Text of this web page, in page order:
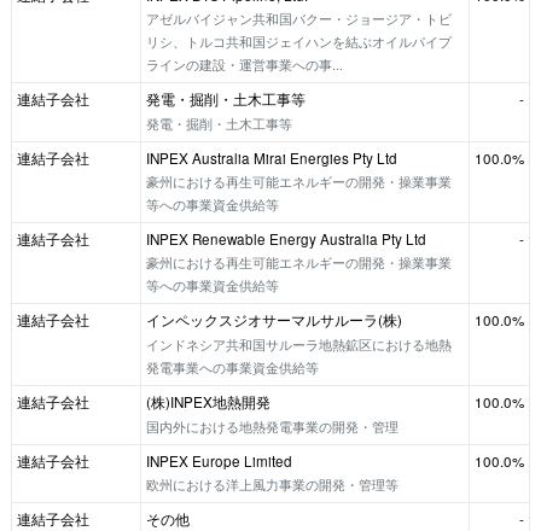
アゼルバイジャン共和国バクー・ジョージア・トビ
リシ、トルコ共和国ジェイハンを結ぶオイルパイプ
ラインの建設・運営事業への事...
連結子会社
発電・掘削・土木工事等
発電・掘削・土木工事等
-
連結子会社
INPEX Australia Mirai Energies Pty Ltd
豪州における再生可能エネルギーの開発・操業事業
等への事業資金供給等
100.0%
連結子会社
INPEX Renewable Energy Australia Pty Ltd
豪州における再生可能エネルギーの開発・操業事業
等への事業資金供給等
-
連結子会社
インペックスジオサーマルサルーラ(株)
インドネシア共和国サルーラ地熱鉱区における地熱
発電事業への事業資金供給等
100.0%
連結子会社
(株)INPEX地熱開発
国内外における地熱発電事業の開発・管理
100.0%
連結子会社
INPEX Europe Limited
欧州における洋上風力事業の開発・管理等
100.0%
連結子会社
その他
-